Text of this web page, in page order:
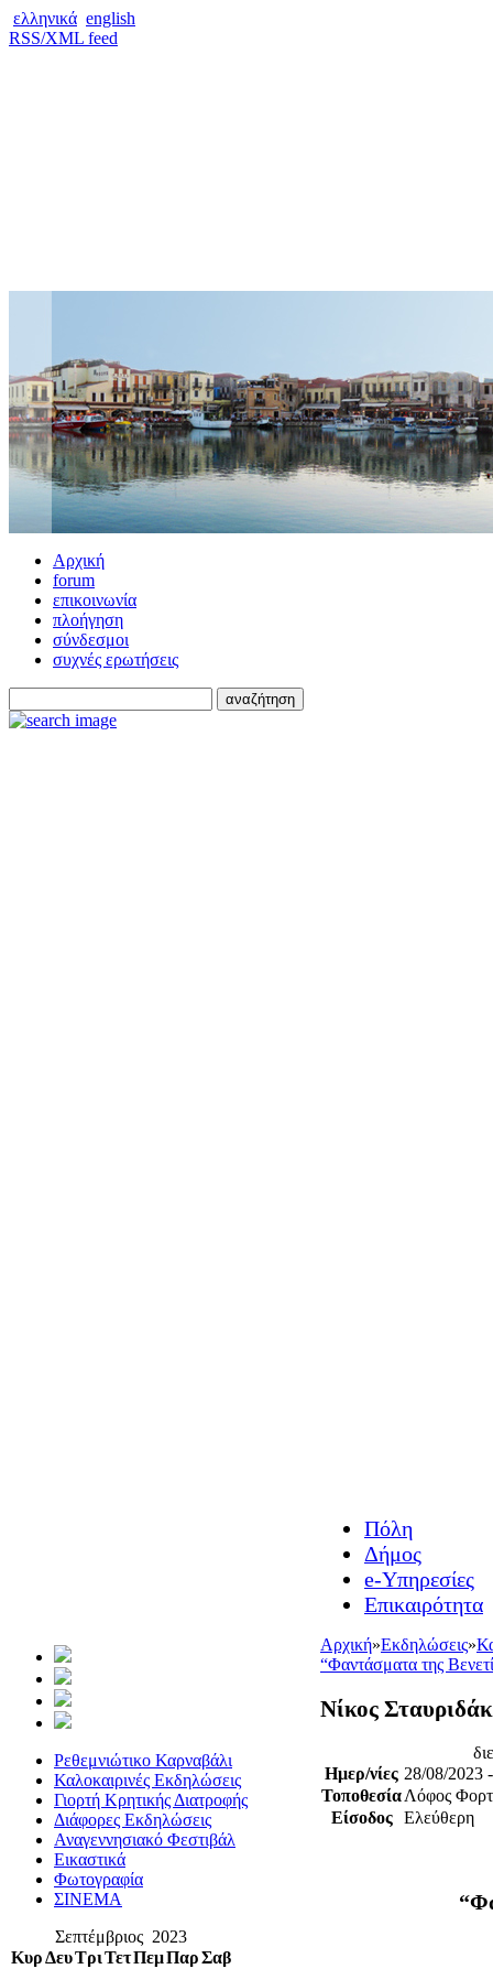
ελληνικά english
RSS/XML feed
Αρχική
forum
επικοινωνία
πλοήγηση
σύνδεσμοι
συχνές ερωτήσεις
Ρεθεμνιώτικο Καρναβάλι
Καλοκαιρινές Εκδηλώσεις
Γιορτή Κρητικής Διατροφής
Διάφορες Εκδηλώσεις
Αναγεννησιακό Φεστιβάλ
Εικαστικά
Φωτογραφία
ΣΙΝΕΜΑ
Σεπτέμβριος 2023
ΚυρΔευΤριΤετΠεμΠαρΣαβ
Πόλη
Δήμος
e-Υπηρεσίες
Επικαιρότητα
Αρχική»Εκδηλώσεις»
“Φαντάσματα της
Νίκος
Ημερ/νίες 28/08/2023
ΤοποθεσίαΛόφος
Είσοδος
Ελεύθερη